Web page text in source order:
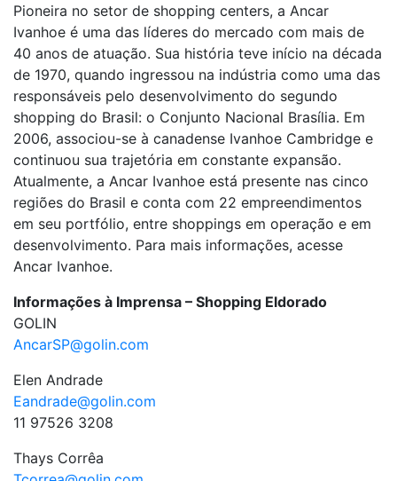
Pioneira no setor de shopping centers, a Ancar
Ivanhoe é uma das líderes do mercado com mais de
40 anos de atuação. Sua história teve início na década
de 1970, quando ingressou na indústria como uma das
responsáveis pelo desenvolvimento do segundo
shopping do Brasil: o Conjunto Nacional Brasília. Em
2006, associou-se à canadense Ivanhoe Cambridge e
continuou sua trajetória em constante expansão.
Atualmente, a Ancar Ivanhoe está presente nas cinco
regiões do Brasil e conta com 22 empreendimentos
em seu portfólio, entre shoppings em operação e em
desenvolvimento. Para mais informações, acesse
Ancar Ivanhoe.
Informações à Imprensa – Shopping Eldorado
GOLIN
AncarSP@golin.com
Elen Andrade
Eandrade@golin.com
11 97526 3208
Thays Corrêa